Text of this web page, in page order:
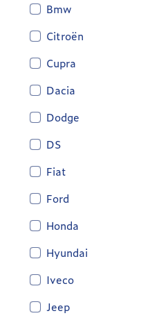
Bmw
Citroën
Cupra
Dacia
Dodge
DS
Fiat
Ford
Honda
Hyundai
Iveco
Jeep